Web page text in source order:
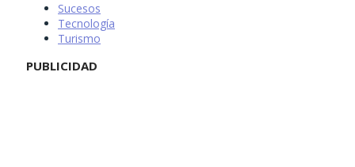
Sucesos
Tecnología
Turismo
PUBLICIDAD